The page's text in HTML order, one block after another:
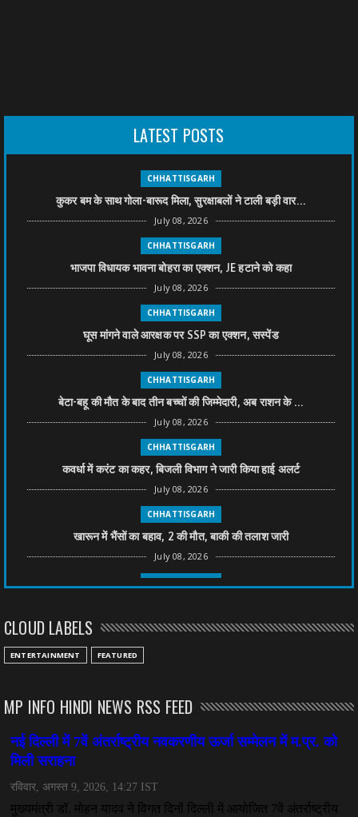
LATEST POSTS
CHHATTISGARH
कुकर बम के साथ गोला-बारूद मिला, सुरक्षाबलों ने टाली बड़ी वार...
July 08, 2026
CHHATTISGARH
भाजपा विधायक भावना बोहरा का एक्शन, JE हटाने को कहा
July 08, 2026
CHHATTISGARH
घूस मांगने वाले आरक्षक पर SSP का एक्शन, सस्पेंड
July 08, 2026
CHHATTISGARH
बेटा-बहू की मौत के बाद तीन बच्चों की जिम्मेदारी, अब राशन के ...
July 08, 2026
CHHATTISGARH
कवर्धा में करंट का कहर, बिजली विभाग ने जारी किया हाई अलर्ट
July 08, 2026
CHHATTISGARH
खारून में भैंसों का बहाव, 2 की मौत, बाकी की तलाश जारी
July 08, 2026
CHHATTISGARH
July 08, 2026
CHHATTISGARH
महादेव ऐप केस में बड़ा एक्शन, सौरभ चंद्राकर हिरासत में
CHHATTISGARH
तीजन बाई को याद करेगा छत्तीसगढ़ का लोक कला जगत
CLOUD LABELS
ENTERTAINMENT FEATURED
MP INFO HINDI NEWS RSS FEED